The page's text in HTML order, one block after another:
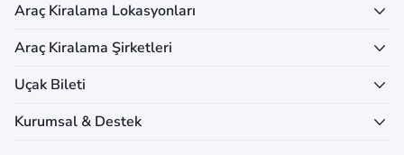
Araç Kiralama Lokasyonları
Araç Kiralama Şirketleri
Uçak Bileti
Kurumsal & Destek